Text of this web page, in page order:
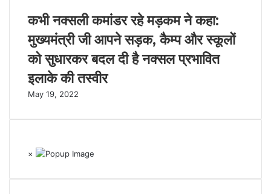
कभी नक्सली कमांडर रहे मड़कम ने कहा:
मुख्यमंत्री जी आपने सड़क, कैम्प और स्कूलों
को सुधारकर बदल दी है नक्सल प्रभावित
इलाके की तस्वीर
May 19, 2022
×